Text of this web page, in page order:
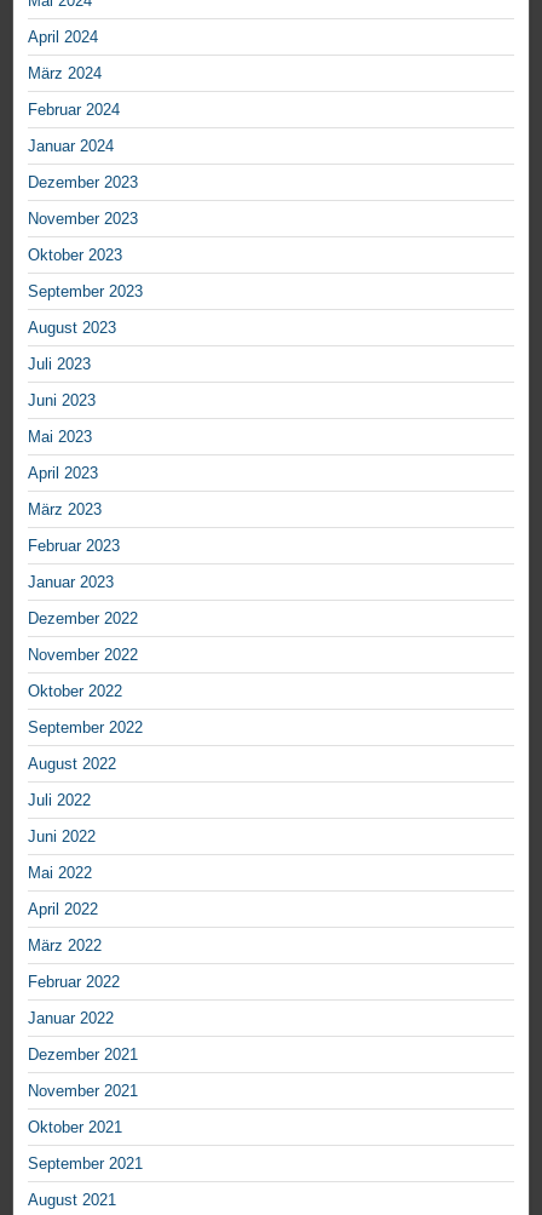
April 2024
März 2024
Februar 2024
Januar 2024
Dezember 2023
November 2023
Oktober 2023
September 2023
August 2023
Juli 2023
Juni 2023
Mai 2023
April 2023
März 2023
Februar 2023
Januar 2023
Dezember 2022
November 2022
Oktober 2022
September 2022
August 2022
Juli 2022
Juni 2022
Mai 2022
April 2022
März 2022
Februar 2022
Januar 2022
Dezember 2021
November 2021
Oktober 2021
September 2021
August 2021